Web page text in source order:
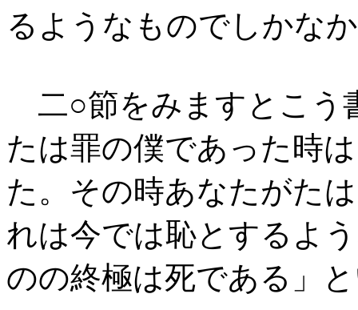
るようなものでしかな
二○節をみますとこう
たは罪の僕であった時
た。その時あなたがた
れは今では恥とするよ
のの終極は死である」